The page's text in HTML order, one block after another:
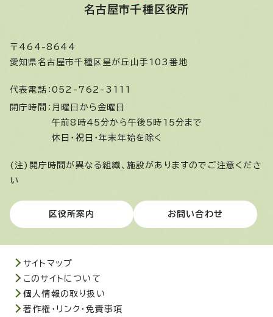
名古屋市千種区役所
〒464-8644
愛知県名古屋市千種区星が丘山手103番地
代表電話： 052-762-3111
開庁時間： 月曜日から金曜日
午前8時45分から午後5時15分まで
休日・祝日・年末年始を除く
(注)開庁時間が異なる組織、施設がありますのでご注意くださ
い
区役所案内 お問い合わせ
サイトマップ
このサイトについて
個人情報の取り扱い
著作権・リンク・免責事項